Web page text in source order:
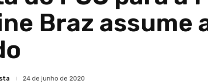
Braz assume
24 de junho de 2020